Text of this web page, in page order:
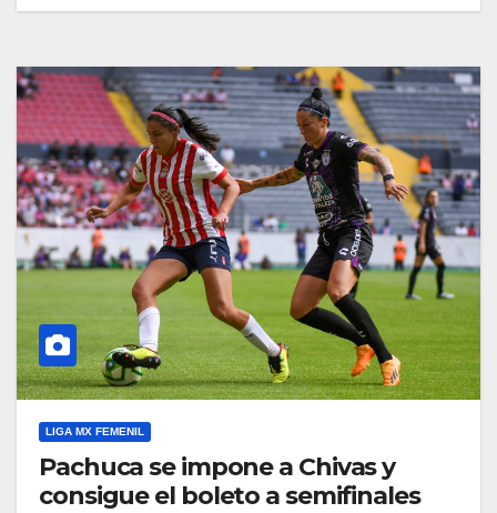
LIGA MX FEMENIL
Pachuca se impone a Chivas y
consigue el boleto a semifinales